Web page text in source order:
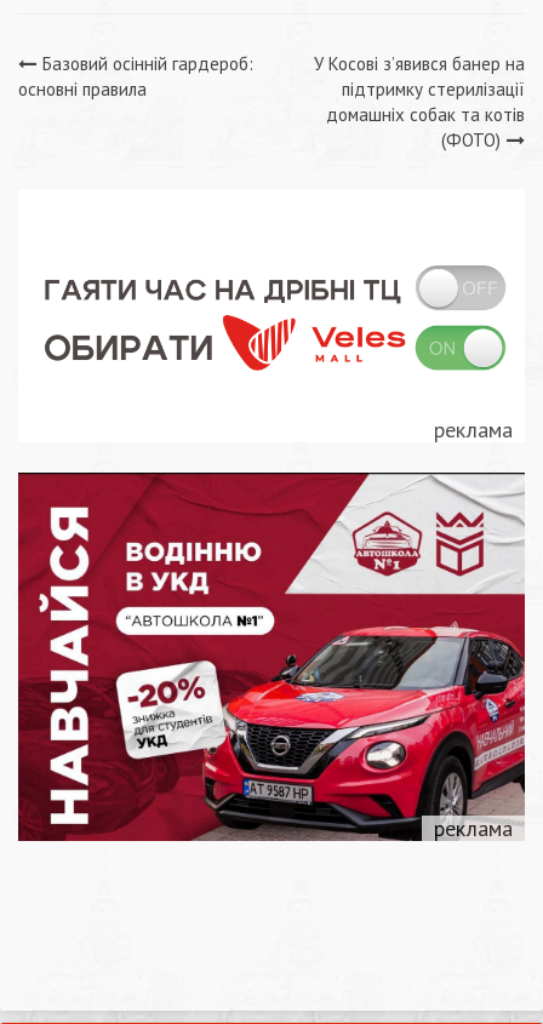
Навігація
Базовий осінній гардероб:
основні правила
У Косові з’явився банер на
підтримку стерилізації
домашніх собак та котів
(ФОТО)